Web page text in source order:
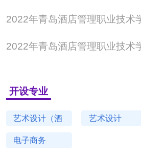
开设专业
艺术设计（酒
店装潢设计）
艺术设计
电子商务